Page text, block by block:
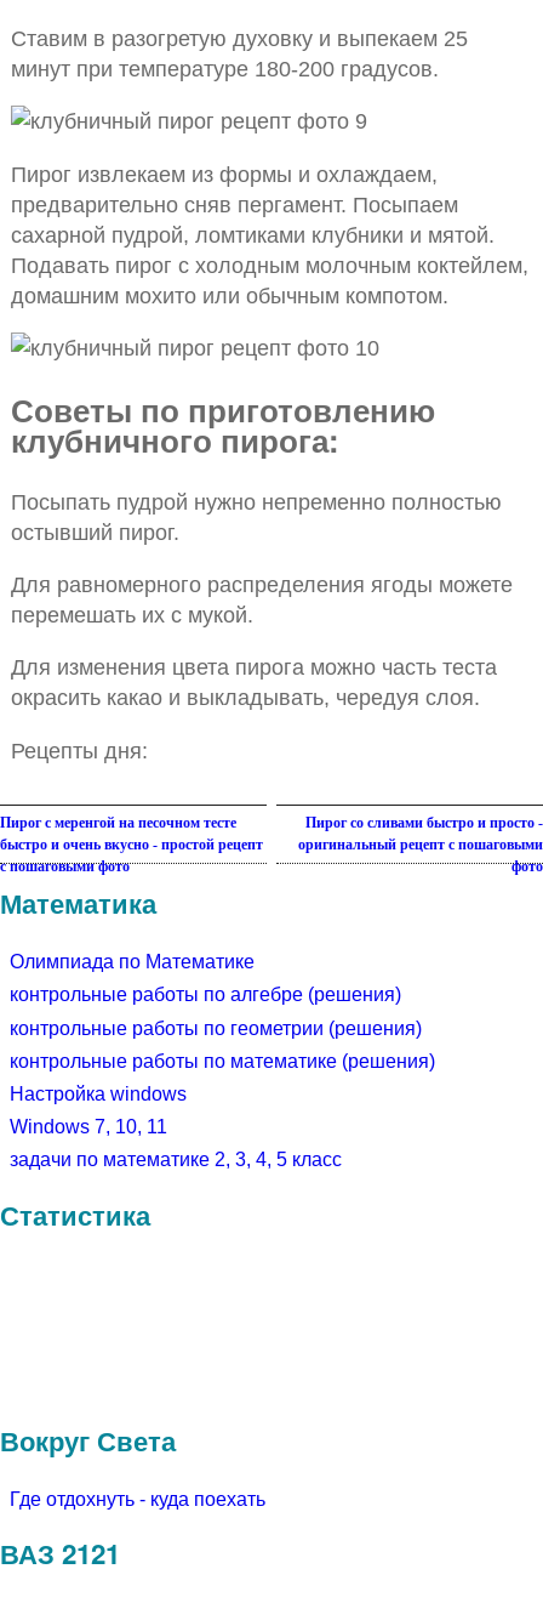
Ставим в разогретую духовку и выпекаем 25
минут при температуре 180-200 градусов.
Пирог извлекаем из формы и охлаждаем,
предварительно сняв пергамент. Посыпаем
сахарной пудрой, ломтиками клубники и мятой.
Подавать пирог с холодным молочным коктейлем,
домашним мохито или обычным компотом.
Советы по приготовлению
клубничного пирога:
Посыпать пудрой нужно непременно полностью
остывший пирог.
Для равномерного распределения ягоды можете
перемешать их с мукой.
Для изменения цвета пирога можно часть теста
окрасить какао и выкладывать, чередуя слоя.
Рецепты дня:
Пирог с меренгой на песочном тесте
быстро и очень вкусно - простой рецепт
с пошаговыми фото
Пирог со сливами быстро и просто -
оригинальный рецепт с пошаговыми
фото
Математика
Олимпиада по Математике
контрольные работы по алгебре (решения)
контрольные работы по геометрии (решения)
контрольные работы по математике (решения)
Настройка windows
Windows 7, 10, 11
задачи по математике 2, 3, 4, 5 класс
Статистика
Вокруг Света
Где отдохнуть - куда поехать
ВАЗ 2121